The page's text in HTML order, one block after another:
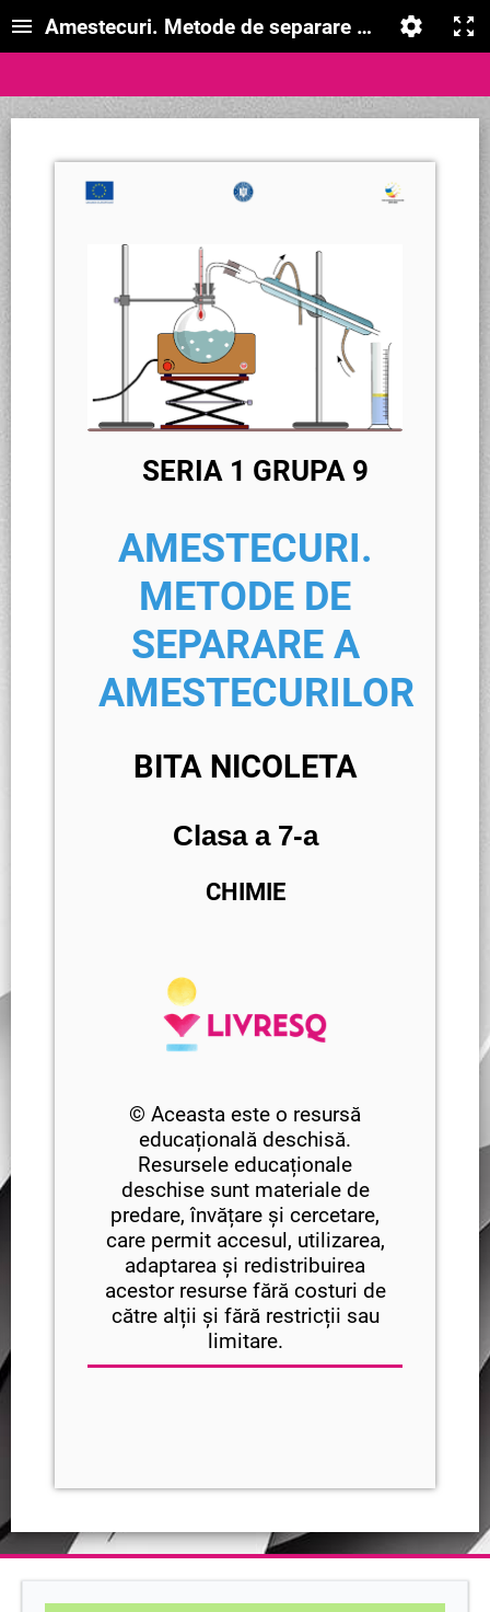
Amestecuri. Metode de separare a
SERIA 1 GRUPA 9
AMESTECURI.
METODE DE
SEPARARE A
AMESTECURILOR
BITA NICOLETA
Clasa a 7-a
CHIMIE
© Aceasta este o resursă
educațională deschisă.
Resursele educaționale
deschise sunt materiale de
predare, învățare și cercetare,
care permit accesul, utilizarea,
adaptarea și redistribuirea
acestor resurse fără costuri de
către alții și fără restricții sau
limitare.